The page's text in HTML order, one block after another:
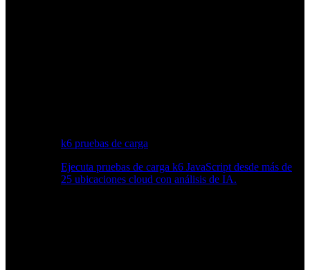
k6 pruebas de carga
Ejecuta pruebas de carga k6 JavaScript desde más de
25 ubicaciones cloud con análisis de IA.